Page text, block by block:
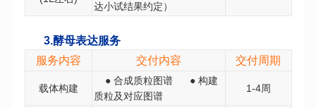
达小试结果约定）
3.酵母表达服务
服务内容
交付内容 交付周期
载体构建
● 合成质粒图谱 ● 构建
质粒及对应图谱
1-4周